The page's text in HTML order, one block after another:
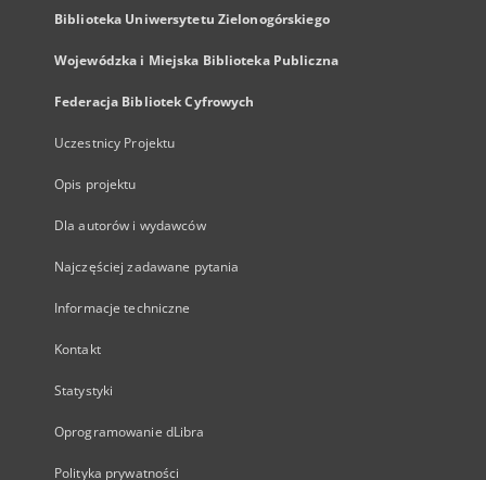
Biblioteka Uniwersytetu Zielonogórskiego
Wojewódzka i Miejska Biblioteka Publiczna
Federacja Bibliotek Cyfrowych
Uczestnicy Projektu
Opis projektu
Dla autorów i wydawców
Najczęściej zadawane pytania
Informacje techniczne
Kontakt
Statystyki
Oprogramowanie dLibra
Polityka prywatności